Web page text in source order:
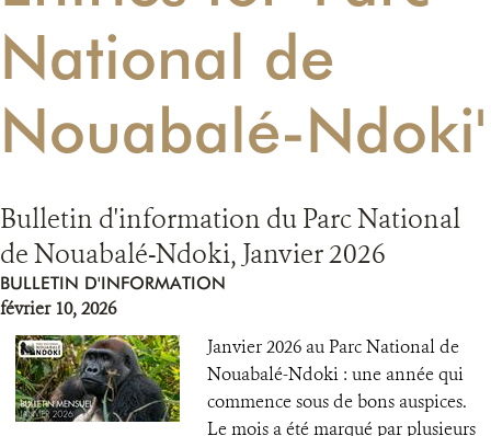
DONATE
National de
Nouabalé-Ndoki'
Bulletin d'information du Parc National
de Nouabalé-Ndoki, Janvier 2026
BULLETIN D'INFORMATION
février 10, 2026
Janvier 2026 au Parc National de
Nouabalé-Ndoki : une année qui
commence sous de bons auspices.
Le mois a été marqué par plusieurs